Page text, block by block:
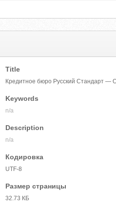
Title
Кредитное бюро Русский Стандарт —
Keywords
n/a
Description
n/a
Кодировка
UTF-8
Размер страницы
32.73 КБ